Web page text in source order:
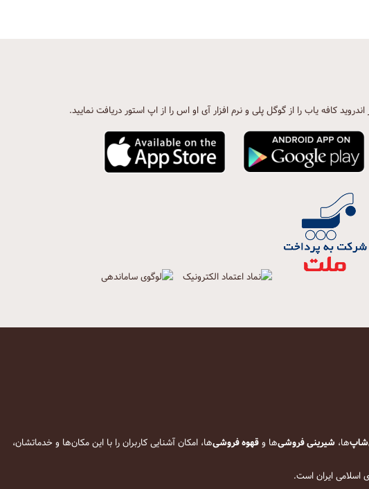
اندروید کافه یاب را از گوگل پلی و نرم افزار آی او اس را از اپ استور دریافت نمایید.
‌ها، شیرینی فروشی‌ها وقهوه فروشی‌ها، امکان آشنایی کاربران را با این مکان‌ها و خدماتشان،
اسلامی ایران است.